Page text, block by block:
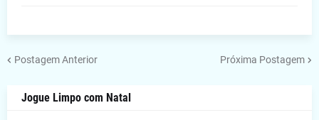
Postagem Anterior Próxima Postagem
Jogue Limpo com Natal